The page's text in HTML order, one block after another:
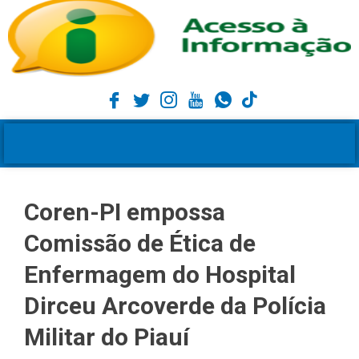
Coren-PI empossa
Comissão de Ética de
Enfermagem do Hospital
Dirceu Arcoverde da Polícia
Militar do Piauí